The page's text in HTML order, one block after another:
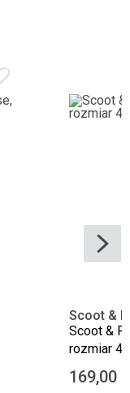
Scoot &
Scoot &
rozmiar
169,00